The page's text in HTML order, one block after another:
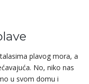
plavog mora, a
No, niko nas
u svom domu i